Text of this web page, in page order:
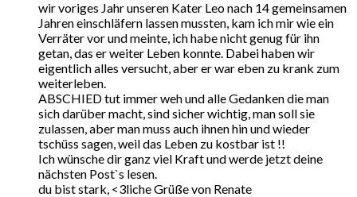
wir voriges Jahr unseren Kater Leo nach 14 gemeinsamen
Jahren einschläfern lassen mussten, kam ich mir wie ein
Verräter vor und meinte, ich habe nicht genug für ihn
getan, das er weiter Leben konnte. Dabei haben wir
eigentlich alles versucht, aber er war eben zu krank zum
weiterleben.
ABSCHIED tut immer weh und alle Gedanken die man
sich darüber macht, sind sicher wichtig, man soll sie
zulassen, aber man muss auch ihnen hin und wieder
tschüss sagen, weil das Leben zu kostbar ist !!
Ich wünsche dir ganz viel Kraft und werde jetzt deine
nächsten Post`s lesen.
du bist stark, <3liche Grüße von Renate